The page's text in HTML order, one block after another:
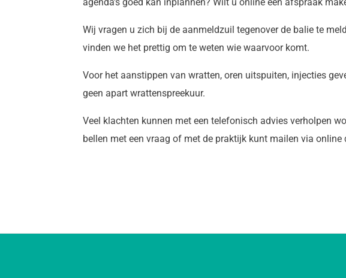
Wij vragen u zich bij de aanmeldzuil tegenover de balie te
vinden we het prettig om te weten wie waarvoor komt.
Voor het aanstippen van wratten, oren uitspuiten, injecties
geen apart wrattenspreekuur.
Veel klachten kunnen met een telefonisch advies verholpen
bellen met een vraag of met de praktijk kunt mailen via online